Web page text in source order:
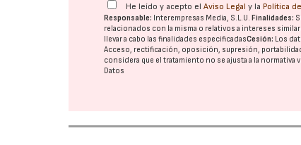
He leído y acepto elAviso Legal y la Política
Responsable: Interempresas Media, S.L.U.Finalidades:
relacionados con la misma o relativos a intereses
llevar a cabo las finalidades especificadasCesión: Los
Acceso, rectificación, oposición, supresión,
considera que el tratamiento no se ajusta a la
Datos